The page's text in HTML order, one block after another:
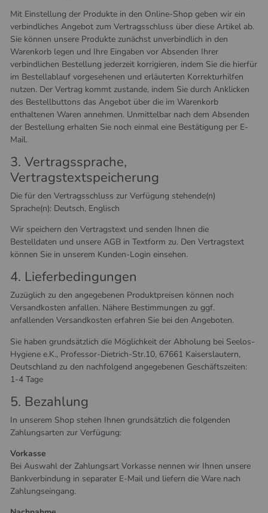
Mit Einstellung der Produkte in den Online-Shop geben wir ein
verbindliches Angebot zum Vertragsschluss über diese Artikel ab.
Sie können unsere Produkte zunächst unverbindlich in den
Warenkorb legen und Ihre Eingaben vor Absenden Ihrer
verbindlichen Bestellung jederzeit korrigieren, indem Sie die hierfür
im Bestellablauf vorgesehenen und erläuterten Korrekturhilfen
nutzen. Der Vertrag kommt zustande, indem Sie durch Anklicken
des Bestellbuttons das Angebot über die im Warenkorb
enthaltenen Waren annehmen. Unmittelbar nach dem Absenden
der Bestellung erhalten Sie noch einmal eine Bestätigung per E-
Mail.
3. Vertragssprache,
Vertragstextspeicherung
Die für den Vertragsschluss zur Verfügung stehende(n)
Sprache(n): Deutsch, Englisch
Wir speichern den Vertragstext und senden Ihnen die
Bestelldaten und unsere AGB in Textform zu. Den Vertragstext
können Sie in unserem Kunden-Login einsehen.
4. Lieferbedingungen
Zuzüglich zu den angegebenen Produktpreisen können noch
Versandkosten anfallen. Nähere Bestimmungen zu ggf.
anfallenden Versandkosten erfahren Sie bei den Angeboten.
Sie haben grundsätzlich die Möglichkeit der Abholung bei Seelos-
Hygiene e.K., Professor-Dietrich-Str.10, 67661 Kaiserslautern,
Deutschland zu den nachfolgend angegebenen Geschäftszeiten:
1-4 Tage
5. Bezahlung
In unserem Shop stehen Ihnen grundsätzlich die folgenden
Zahlungsarten zur Verfügung:
Vorkasse
Bei Auswahl der Zahlungsart Vorkasse nennen wir Ihnen unsere
Bankverbindung in separater E-Mail und liefern die Ware nach
Zahlungseingang.